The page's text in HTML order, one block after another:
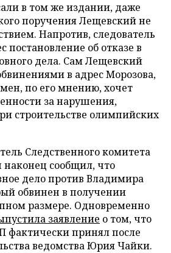
в том же издании, даже
поручения Лещевский не
Напротив, следователь
постановление об отказе в
дела. Сам Лещевский
в адрес Морозова,
по его мнению, хочет
за нарушения,
строительстве олимпийских
Следственного комитета
сообщил, что
дело против Владимира
обвинен в получении
размере. Одновременно
заявление о том, что
фактически принял после
ведомства Юрия Чайки.